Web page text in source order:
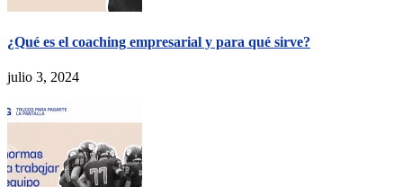
¿Qué es el coaching empresarial y para qué sirve?
julio 3, 2024